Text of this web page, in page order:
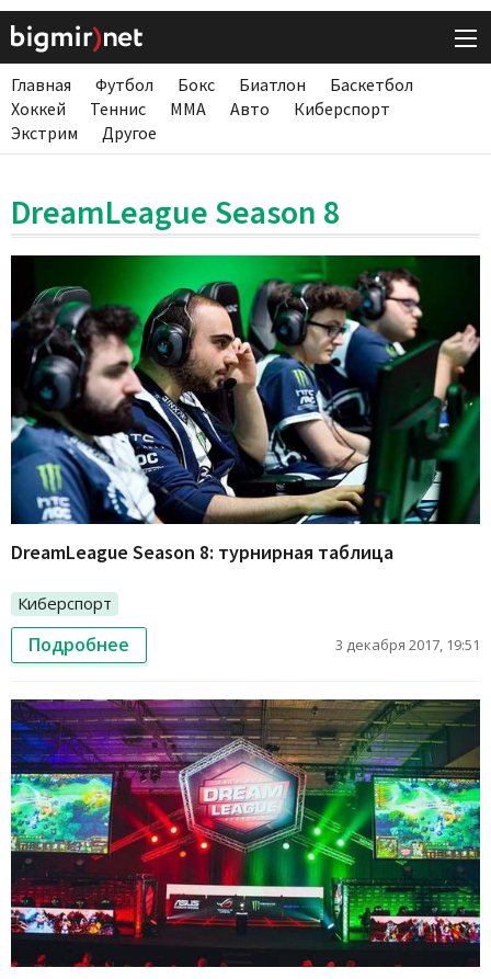
Главная Футбол Бокс Биатлон
Баскетбол
Хоккей
Теннис ММА Авто
Киберспорт
Экстрим
Другое
DreamLeague Season 8
DreamLeague Season 8: турнирная таблица
Киберспорт
Подробнее 3 декабря 2017, 19:51